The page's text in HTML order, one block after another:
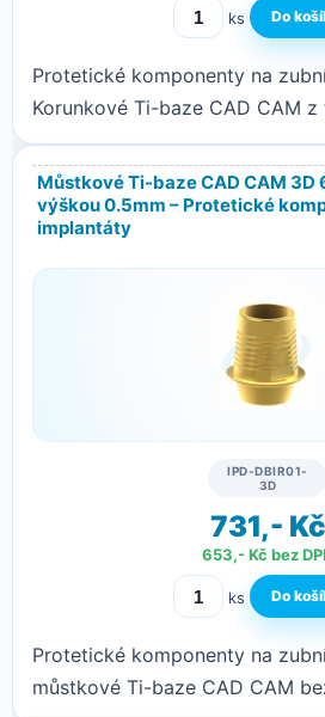
ks
Protetické komponenty na
Korunkové Ti-baze CAD CAM
Můstkové Ti-baze CAD CAM 3D
výškou 0.5mm – Protetické
implantáty
IPD-DBIR01-
3D
731,- Kč
653,- Kč bez
ks
Protetické komponenty na
můstkové Ti-baze CAD CAM